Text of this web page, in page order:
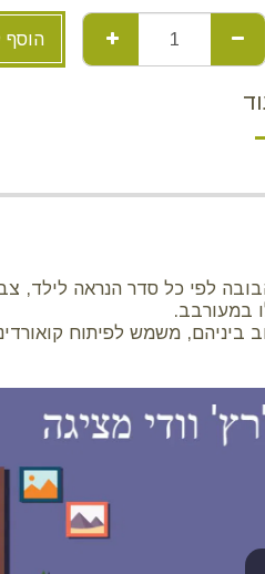
הוסף
להרכיב את הבובה לפי כל סדר
במעורבב.
משמש לפיתוח